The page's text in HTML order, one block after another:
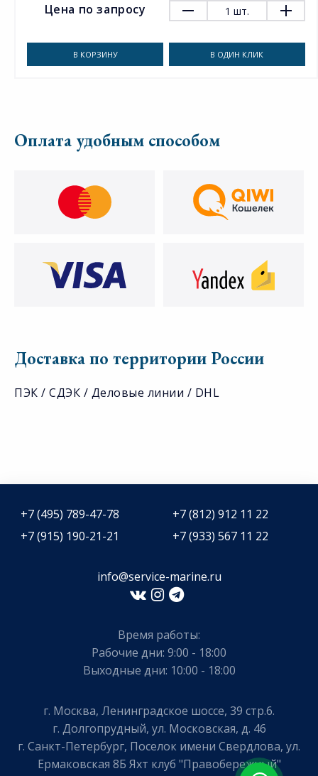
Цена по запросу 1 шт.
В КОРЗИНУ В ОДИН КЛИК
Оплата удобным способом
Доставка по территории России
ПЭК / СДЭК / Деловые линии / DHL
+7 (495) 789-47-78
+7 (812) 912 11 22
+7 (915) 190-21-21
+7 (933) 567 11 22
info@service-marine.ru​​
Время работы:
Рабочие дни: 9:00 - 18:00
Выходные дни: 10:00 - 18:00
г. Москва, Ленинградское шоссе, 39 стр.6.
г. Долгопрудный, ул. Московская, д. 46
г. Санкт-Петербург, Поселок имени Свердлова, ул.
Ермаковская 8Б Яхт клуб "Правобережный"